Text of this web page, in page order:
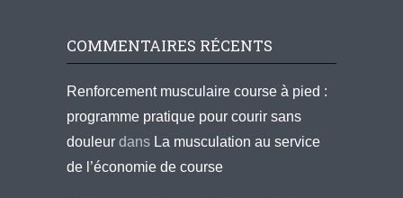
COMMENTAIRES RÉCENTS
Renforcement musculaire course à pied :
programme pratique pour courir sans
douleur dans La musculation au service
de l’économie de course